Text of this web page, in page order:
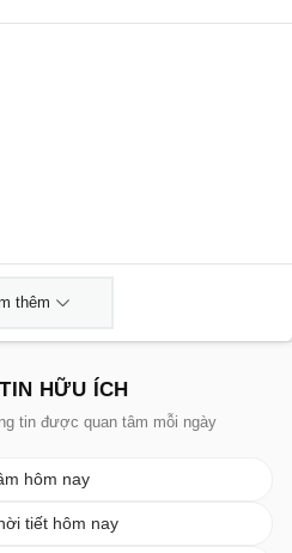
thêm
HỮU ÍCH
tin được quan tâm mỗi ngày
hôm nay
tiết hôm nay